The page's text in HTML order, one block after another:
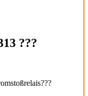
???